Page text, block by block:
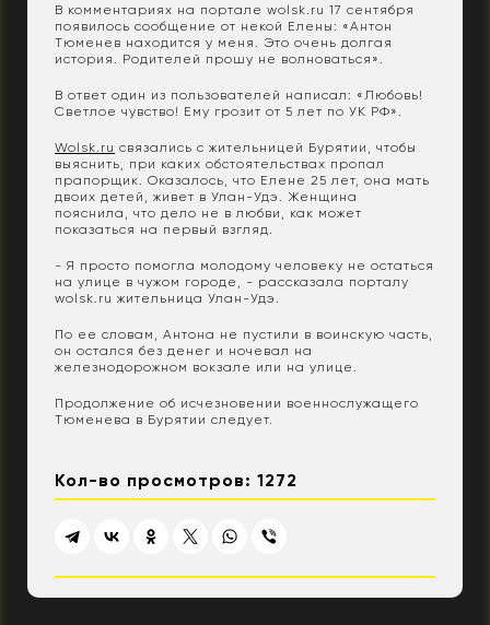
В комментариях на портале wolsk.ru 17 сентября
появилось сообщение от некой Елены: «Антон
Тюменев находится у меня. Это очень долгая
история. Родителей прошу не волноваться».
В ответ один из пользователей написал: «Любовь!
Светлое чувство! Ему грозит от 5 лет по УК РФ».
Wolsk.ru связались с жительницей Бурятии, чтобы
выяснить, при каких обстоятельствах пропал
прапорщик. Оказалось, что Елене 25 лет, она мать
двоих детей, живет в Улан-Удэ. Женщина
пояснила, что дело не в любви, как может
показаться на первый взгляд.
- Я просто помогла молодому человеку не остаться
на улице в чужом городе, - рассказала порталу
wolsk.ru жительница Улан-Удэ.
По ее словам, Антона не пустили в воинскую часть,
он остался без денег и ночевал на
железнодорожном вокзале или на улице.
Продолжение об исчезновении военнослужащего
Тюменева в Бурятии следует.
Кол-во просмотров: 1272